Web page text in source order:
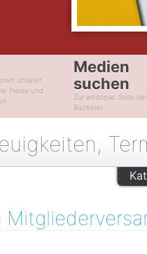
unserer
Preise und
Medien
suchen
Zur webopac Seite der
Bücherei.